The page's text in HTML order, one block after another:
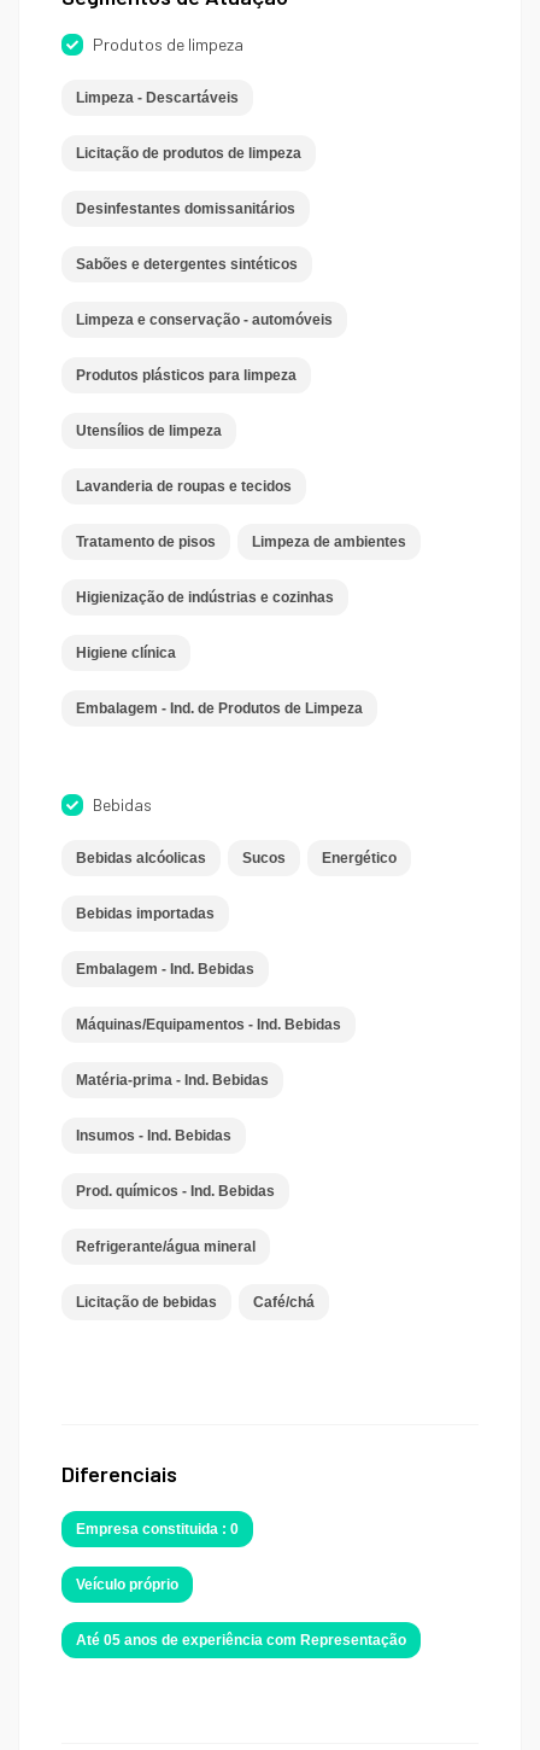
Produtos de limpeza
Limpeza - Descartáveis
Licitação de produtos de limpeza
Desinfestantes domissanitários
Sabões e detergentes sintéticos
Limpeza e conservação - automóveis
Produtos plásticos para limpeza
Utensílios de limpeza
Lavanderia de roupas e tecidos
Tratamento de pisos Limpeza de ambientes
Higienização de indústrias e cozinhas
Higiene clínica
Embalagem - Ind. de Produtos de Limpeza
Bebidas
Bebidas alcóolicas Sucos Energético
Bebidas importadas
Embalagem - Ind. Bebidas
Máquinas/Equipamentos - Ind. Bebidas
Matéria-prima - Ind. Bebidas
Insumos - Ind. Bebidas
Prod. químicos - Ind. Bebidas
Refrigerante/água mineral
Licitação de bebidas Café/chá
Diferenciais
Empresa constituida : 0
Veículo próprio
Até 05 anos de experiência com Representação